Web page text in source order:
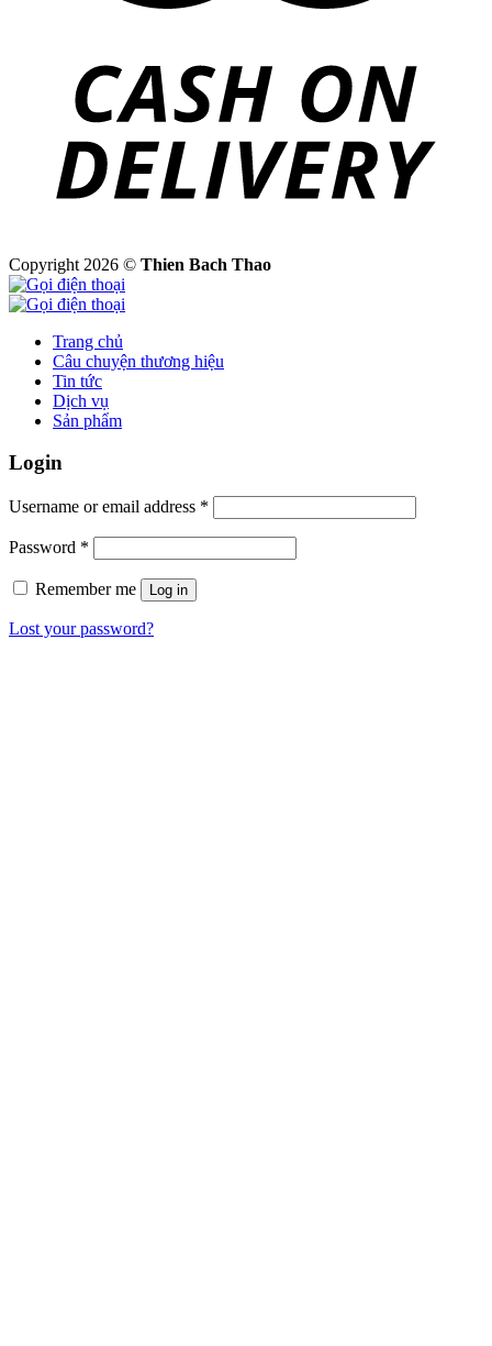
Copyright 2026 © Thien Bach Thao
Trang chủ
Câu chuyện thương hiệu
Tin tức
Dịch vụ
Sản phẩm
Login
Username or email address *
Password *
Remember me Log in
Lost your password?